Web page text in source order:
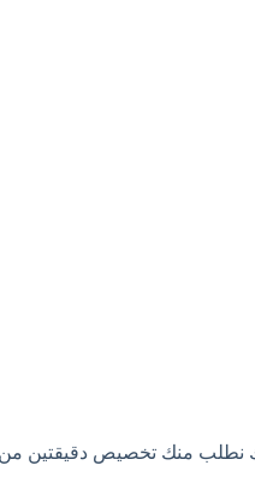
نطلب منك تخصيص دقيقتين من